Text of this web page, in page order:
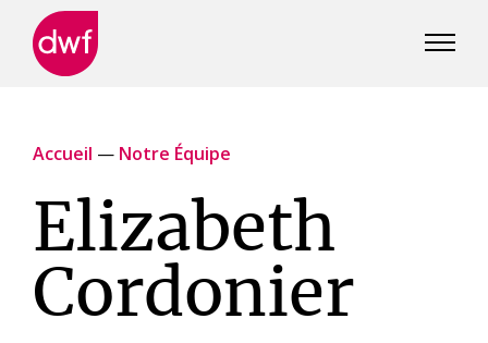
Accueil — Notre Équipe
Elizabeth
Cordonier